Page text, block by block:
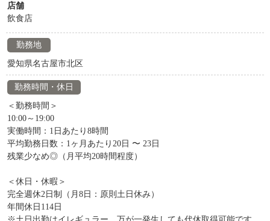
店舗
飲食店
勤務地
愛知県名古屋市北区
勤務時間・休日
＜勤務時間＞
10:00～19:00
実働時間：1日あたり8時間
平均勤務日数：1ヶ月あたり20日 〜 23日
残業少なめ◎（月平均20時間程度）
＜休日・休暇＞
完全週休2日制（月8日：原則土日休み）
年間休日114日